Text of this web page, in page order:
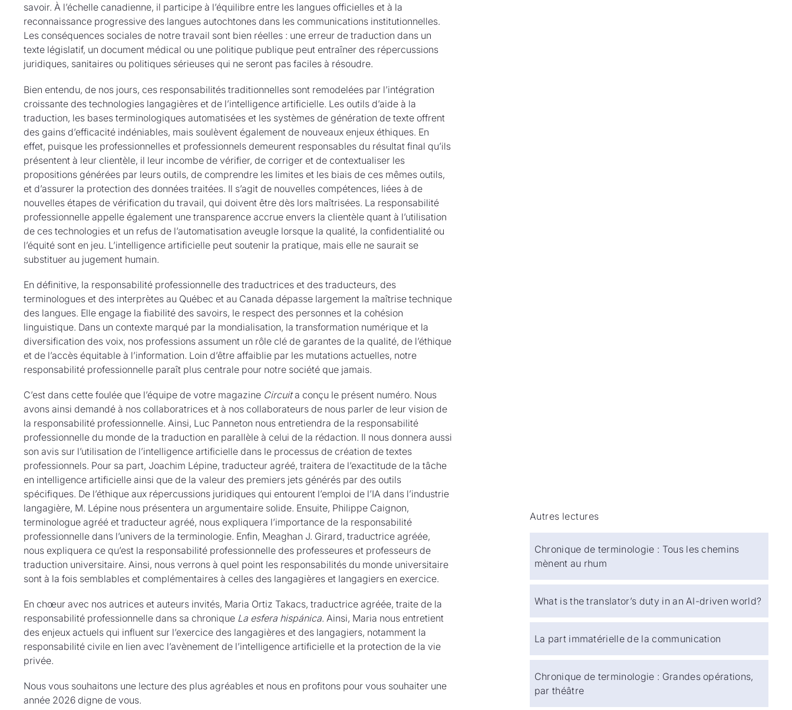
savoir. À l’échelle canadienne, il participe à l’équilibre entre les langues officielles et à la
reconnaissance progressive des langues autochtones dans les communications institutionnelles.
Les conséquences sociales de notre travail sont bien réelles : une erreur de traduction dans un
texte législatif, un document médical ou une politique publique peut entraîner des répercussions
juridiques, sanitaires ou politiques sérieuses qui ne seront pas faciles à résoudre.
Bien entendu, de nos jours, ces responsabilités traditionnelles sont remodelées par l’intégration
croissante des technologies langagières et de l’intelligence artificielle. Les outils d’aide à la
traduction, les bases terminologiques automatisées et les systèmes de génération de texte offrent
des gains d’efficacité indéniables, mais soulèvent également de nouveaux enjeux éthiques. En
effet, puisque les professionnelles et professionnels demeurent responsables du résultat final qu’ils
présentent à leur clientèle, il leur incombe de vérifier, de corriger et de contextualiser les
propositions générées par leurs outils, de comprendre les limites et les biais de ces mêmes outils,
et d’assurer la protection des données traitées. Il s’agit de nouvelles compétences, liées à de
nouvelles étapes de vérification du travail, qui doivent être dès lors maîtrisées. La responsabilité
professionnelle appelle également une transparence accrue envers la clientèle quant à l’utilisation
de ces technologies et un refus de l’automatisation aveugle lorsque la qualité, la confidentialité ou
l’équité sont en jeu. L’intelligence artificielle peut soutenir la pratique, mais elle ne saurait se
substituer au jugement humain.
En définitive, la responsabilité professionnelle des traductrices et des traducteurs, des
terminologues et des interprètes au Québec et au Canada dépasse largement la maîtrise technique
des langues. Elle engage la fiabilité des savoirs, le respect des personnes et la cohésion
linguistique. Dans un contexte marqué par la mondialisation, la transformation numérique et la
diversification des voix, nos professions assument un rôle clé de garantes de la qualité, de l’éthique
et de l’accès équitable à l’information. Loin d’être affaiblie par les mutations actuelles, notre
responsabilité professionnelle paraît plus centrale pour notre société que jamais.
C’est dans cette foulée que l’équipe de votre magazine Circuita conçu le présent numéro. Nous
avons ainsi demandé à nos collaboratrices et à nos collaborateurs de nous parler de leur vision de
la responsabilité professionnelle. Ainsi, Luc Panneton nous entretiendra de la responsabilité
professionnelle du monde de la traduction en parallèle à celui de la rédaction. Il nous donnera aussi
son avis sur l’utilisation de l’intelligence artificielle dans le processus de création de textes
professionnels. Pour sa part, Joachim Lépine, traducteur agréé, traitera de l’exactitude de la tâche
en intelligence artificielle ainsi que de la valeur des premiers jets générés par des outils
spécifiques. De l’éthique aux répercussions juridiques qui entourent l’emploi de l’IA dans l’industrie
langagière, M. Lépine nous présentera un argumentaire solide. Ensuite, Philippe Caignon,
terminologue agréé et traducteur agréé, nous expliquera l’importance de la responsabilité
professionnelle dans l’univers de la terminologie. Enfin, Meaghan J. Girard, traductrice agréée,
nous expliquera ce qu’est la responsabilité professionnelle des professeures et professeurs de
traduction universitaire. Ainsi, nous verrons à quel point les responsabilités du monde universitaire
sont à la fois semblables et complémentaires à celles des langagières et langagiers en exercice.
En chœur avec nos autrices et auteurs invités, Maria Ortiz Takacs, traductrice agréée, traite de la
responsabilité professionnelle dans sa chronique La esfera hispánica. Ainsi, Maria nous entretient
des enjeux actuels qui influent sur l’exercice des langagières et des langagiers, notamment la
responsabilité civile en lien avec l’avènement de l’intelligence artificielle et la protection de la vie
privée.
Nous vous souhaitons une lecture des plus agréables et nous en profitons pour vous souhaiter une
année 2026 digne de vous.
Autres lectures
Chronique de terminologie : Tous les chemins
mènent au rhum
What is the translator’s duty in an AI-driven world?
La part immatérielle de la communication
Chronique de terminologie : Grandes opérations,
par théâtre